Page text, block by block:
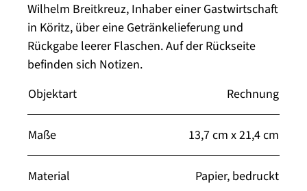
Wilhelm Breitkreuz, Inhaber einer Gastwirtschaft
in Köritz, über eine Getränkelieferung und
Rückgabe leerer Flaschen. Auf der Rückseite
befinden sich Notizen.
Objektart
Rechnung
Maße 13,7 cm x 21,4 cm
Material Papier, bedruckt